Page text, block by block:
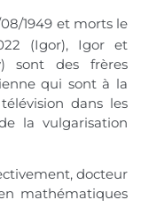
1949 et morts le
(Igor), Igor et
sont des frères
qui sont à la
dans les
la vulgarisation
docteur
mathématiques